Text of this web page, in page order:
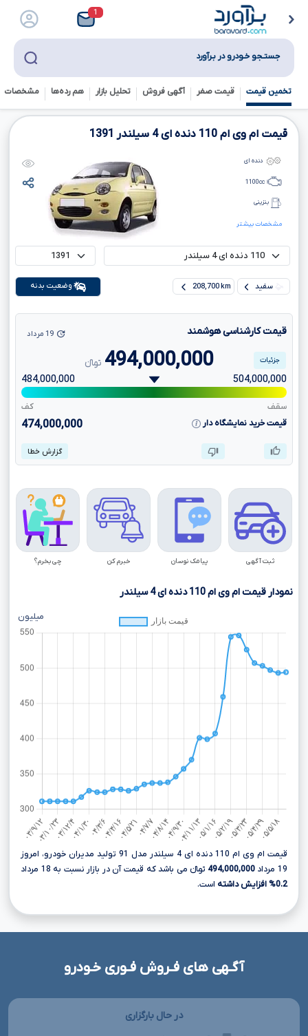
1
جستـجو خـودرو در بـرآورد
تخمین قیمت قیمت صفر آگهی فروش تحلیل بازار هم رده‌ها‌ مشخصات
قیمت ام وی ام 110 دنده ای4 سیلندر 1391
مشخصات بیشتر
دنده ای
1100cc
بنزینی
سفید 208,700 km وضعیت بدنه
قیمت کارشناسی هوشمند
494,000,000 تومانءءء
19 مرداد
جزئیات
504,000,000
484,000,000
سقف
کف
قیمت خرید نمایشگاه دار
474,000,000
گزارش خطا
ثبت آگهی پیامک نوسان خبرم کن چی بخرم؟
نمودار قیمت ام وی ام110دنده ای4سیلندر
میلیون
قیمت ام وی ام 110 دنده ای 4 سیلندر مدل 91 تولید مدیران خودرو، امروز
19 مرداد
494,000,000 تومانءءء می باشد که قیمت آن در بازار نسبت به 18 مرداد
0.2% افزایش داشته
است.
آگـهی های فـروش فـوری خـودرو
در حال بارگزاری